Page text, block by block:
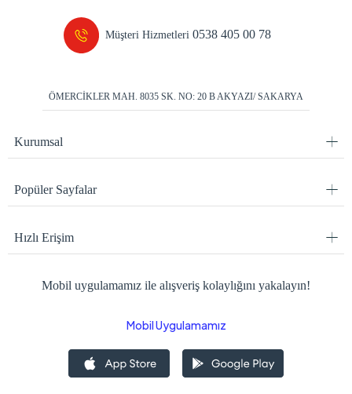
Müşteri Hizmetleri0538 405 00 78
ÖMERCİKLER MAH. 8035 SK. NO: 20 B AKYAZI/ SAKARYA
Kurumsal
Popüler Sayfalar
Hızlı Erişim
Mobil uygulamamız ile alışveriş kolaylığını yakalayın!
Mobil Uygulamamız